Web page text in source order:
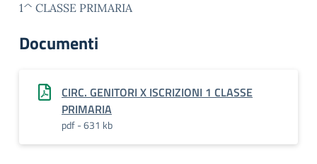
1^ CLASSE PRIMARIA
Documenti
CIRC. GENITORI X ISCRIZIONI 1 CLASSE
PRIMARIA
pdf - 631 kb